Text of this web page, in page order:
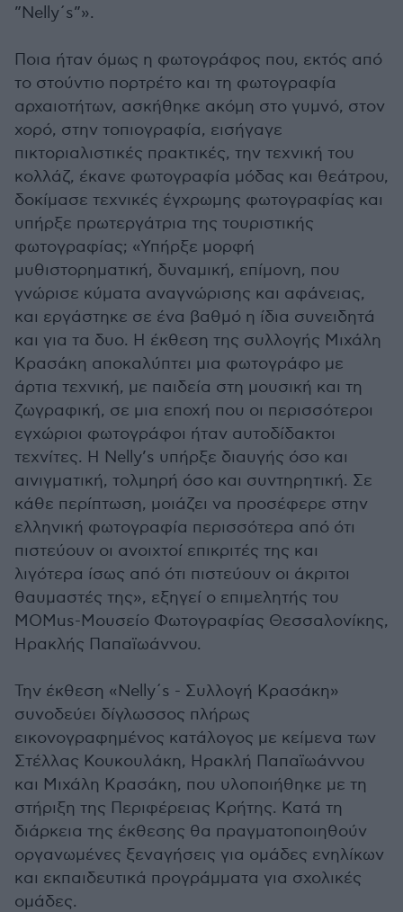
”Nelly΄s”».
Ποια ήταν όμως η φωτογράφος που, εκτός από
το στούντιο πορτρέτο και τη φωτογραφία
αρχαιοτήτων, ασκήθηκε ακόμη στο γυμνό, στον
χορό, στην τοπιογραφία, εισήγαγε
πικτοριαλιστικές πρακτικές, την τεχνική του
κολλάζ, έκανε φωτογραφία μόδας και θεάτρου,
δοκίμασε τεχνικές έγχρωμης φωτογραφίας και
υπήρξε πρωτεργάτρια της τουριστικής
φωτογραφίας; «Υπήρξε μορφή
μυθιστορηματική, δυναμική, επίμονη, που
γνώρισε κύματα αναγνώρισης και αφάνειας,
και εργάστηκε σε ένα βαθμό η ίδια συνειδητά
και για τα δυο. Η έκθεση της συλλογής Μιχάλη
Κρασάκη αποκαλύπτει μια φωτογράφο με
άρτια τεχνική, με παιδεία στη μουσική και τη
ζωγραφική, σε μια εποχή που οι περισσότεροι
εγχώριοι φωτογράφοι ήταν αυτοδίδακτοι
τεχνίτες. Η Nelly’s υπήρξε διαυγής όσο και
αινιγματική, τολμηρή όσο και συντηρητική. Σε
κάθε περίπτωση, μοιάζει να προσέφερε στην
ελληνική φωτογραφία περισσότερα από ότι
πιστεύουν οι ανοιχτοί επικριτές της και
λιγότερα ίσως από ότι πιστεύουν οι άκριτοι
θαυμαστές της», εξηγεί ο επιμελητής του
MOMus-Μουσείο Φωτογραφίας Θεσσαλονίκης,
Ηρακλής Παπαϊωάννου.
Την έκθεση «Nelly΄s - Συλλογή Κρασάκη»
συνοδεύει δίγλωσσος πλήρως
εικονογραφημένος κατάλογος με κείμενα των
Στέλλας Κουκουλάκη, Ηρακλή Παπαϊωάννου
και Μιχάλη Κρασάκη, που υλοποιήθηκε με τη
στήριξη της Περιφέρειας Κρήτης. Κατά τη
διάρκεια της έκθεσης θα πραγματοποιηθούν
οργανωμένες ξεναγήσεις για ομάδες ενηλίκων
και εκπαιδευτικά προγράμματα για σχολικές
ομάδες.